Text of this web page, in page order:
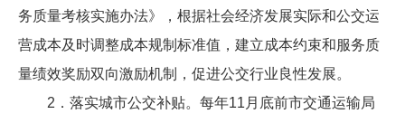
务质量考核实施办法》，根据社会经济发展实际和公交运
营成本及时调整成本规制标准值，建立成本约束和服务质
量绩效奖励双向激励机制，促进公交行业良性发展。
2．落实城市公交补贴。每年11月底前市交通运输局